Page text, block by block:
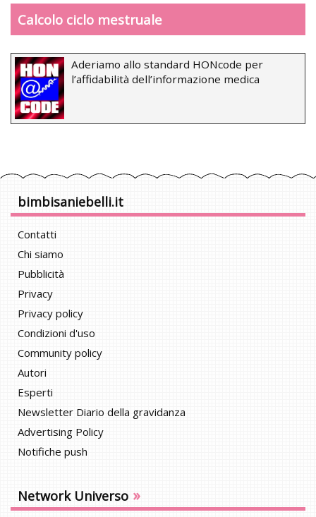
Calcolo ciclo mestruale
Aderiamo allo standard HONcode per
l’affidabilità dell’informazione medica
bimbisaniebelli.it
Contatti
Chi siamo
Pubblicità
Privacy
Privacy policy
Condizioni d'uso
Community policy
Autori
Esperti
Newsletter Diario della gravidanza
Advertising Policy
Notifiche push
Network Universo »